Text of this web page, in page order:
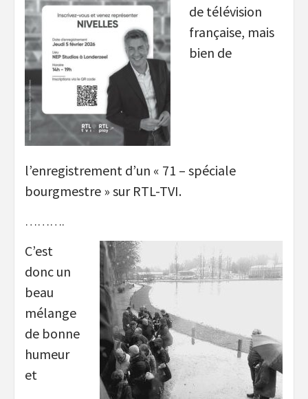
de télévision
française, mais
bien de
l’enregistrement d’un « 71 – spéciale
bourgmestre » sur RTL-TVI.
……….
C’est
donc un
beau
mélange
de bonne
humeur
et